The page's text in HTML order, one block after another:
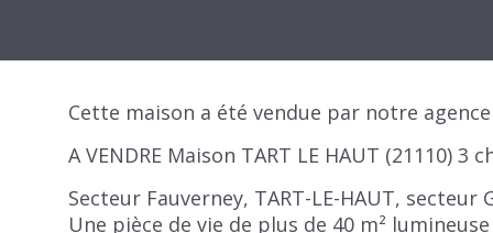
Cette maison a été vendue par notre
A VENDRE Maison TART LE HAUT (21110) 3
Secteur Fauverney, TART-LE-HAUT,
Une pièce de vie de plus de 40 m²